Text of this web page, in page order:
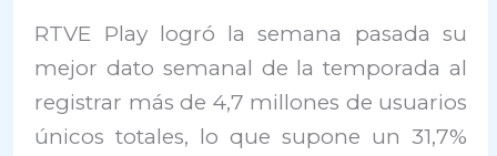
RTVE Play logró la semana pasada su
mejor dato semanal de la temporada al
registrar más de 4,7 millones de usuarios
únicos totales, lo que supone un 31,7%